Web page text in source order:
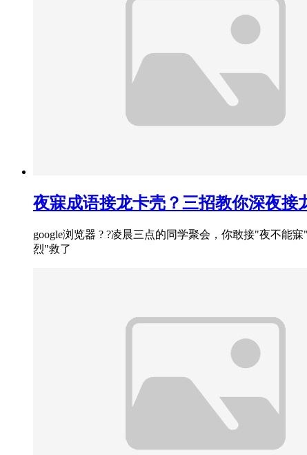
夜寐成语接龙卡壳？三招教你深夜接
google浏览器 ? ?凌晨三点的同学聚会，你敢接"夜不能
烈"救了